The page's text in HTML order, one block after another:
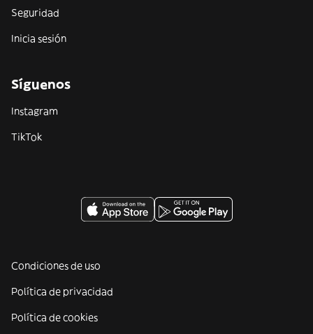
Seguridad
Inicia sesión
Síguenos
Instagram
TikTok
Condiciones de uso
Política de privacidad
Política de cookies